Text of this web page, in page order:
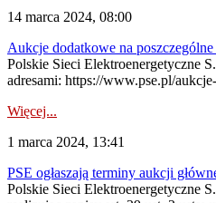
14 marca 2024, 08:00
Aukcje dodatkowe na
Polskie Sieci Elektroenergetyczne
adresami: https://www.pse.pl/
Więcej...
1 marca 2024, 13:41
PSE ogłaszają terminy aukcji
Polskie Sieci Elektroenergetyczne